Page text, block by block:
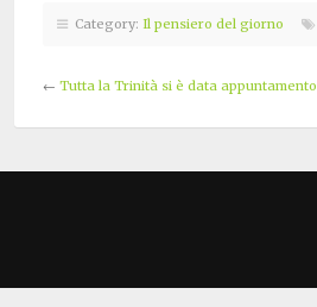
Category: Il pensiero del giorno
← Tutta la Trinità si è data appuntamento